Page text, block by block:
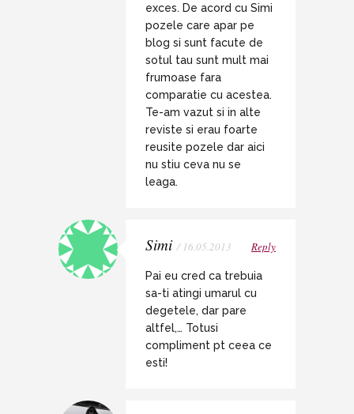
exces. De acord cu Simi
pozele care apar pe
blog si sunt facute de
sotul tau sunt mult mai
frumoase fara
comparatie cu acestea.
Te-am vazut si in alte
reviste si erau foarte
reusite pozele dar aici
nu stiu ceva nu se
leaga.
Simi / 16.05.2013 Reply
Pai eu cred ca trebuia
sa-ti atingi umarul cu
degetele, dar pare
altfel,… Totusi
compliment pt ceea ce
esti!